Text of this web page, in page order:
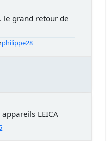
le grand retour de
philippe28
LEICA